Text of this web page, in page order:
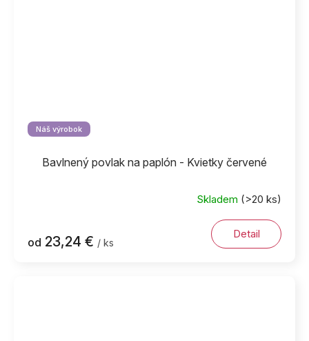
Náš výrobok
Bavlnený povlak na paplón - Kvietky červené
Skladem (>20 ks)
od 23,24 € / ks
Detail